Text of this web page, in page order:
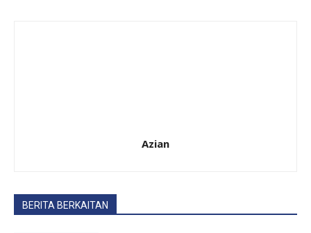
Azian
BERITA BERKAITAN